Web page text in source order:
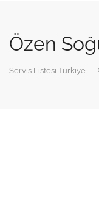
Özen
Servis Listesi Türkiye